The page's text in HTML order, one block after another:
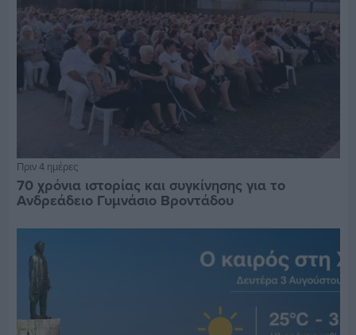
Πριν 4 ημέρες
70 χρόνια ιστορίας και συγκίνησης για το
Ανδρεάδειο Γυμνάσιο Βροντάδου